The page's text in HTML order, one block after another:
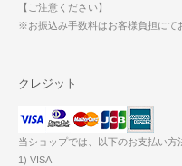
【ご注意ください】
※お振込み手数料はお客様負担にて
クレジット
当ショップでは、以下のお支払い方
1) VISA